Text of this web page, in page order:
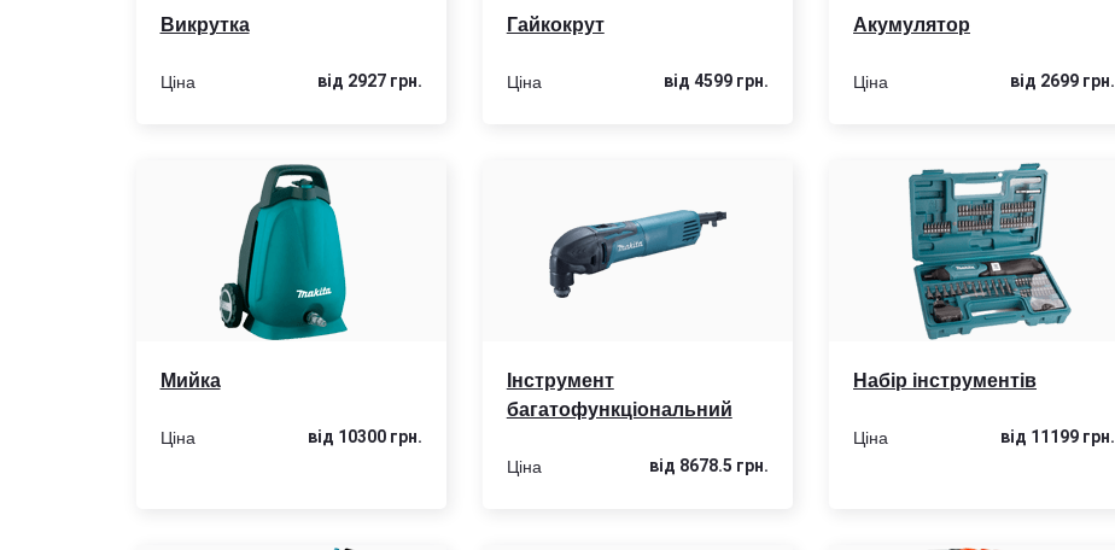
Викрутка
Ціна від 2927 грн.
Гайкокрут
Ціна від 4599 грн.
Акумулятор
Ціна від 2699 грн.
Мийка
Ціна від 10300 грн.
Інструмент
багатофункціональний
Ціна від 8678.5 грн.
Набір інструментів
Ціна від 11199 грн.